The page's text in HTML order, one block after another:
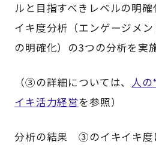
ルと目指すべきレベルの明
イキ度分析（エンゲージメ
の明確化）の3つの分析を実
（③の詳細については、 人の
イキ活力経営を参照）
分析の結果 ③のイキイキ度